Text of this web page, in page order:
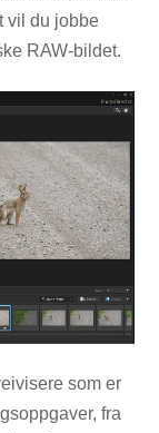
vil du jobbe
RAW-bildet.
som er
fra